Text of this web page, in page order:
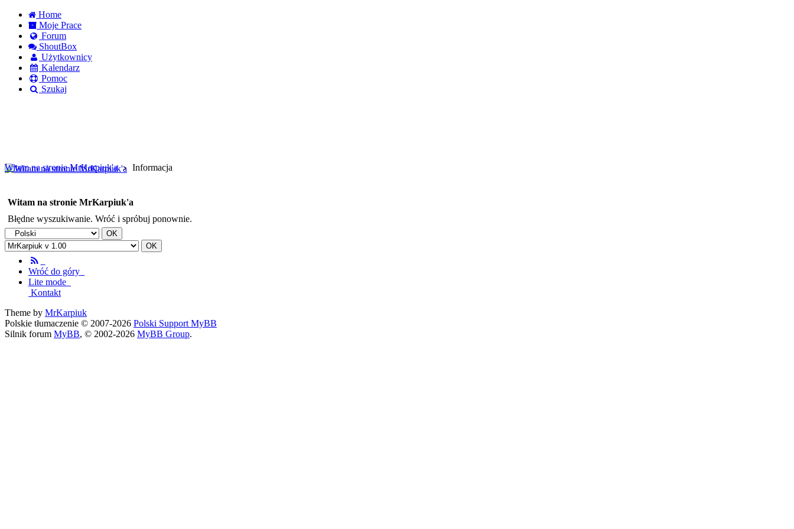
Home
Moje Prace
Forum
ShoutBox
Użytkownicy
Kalendarz
Pomoc
Szukaj
Witam na stronie MrKarpiuk'a
Informacja
Witam na stronie MrKarpiuk'a
Błędne wyszukiwanie. Wróć i spróbuj ponownie.
Wróć do góry
Lite mode
Kontakt
Theme by MrKarpiuk
Polskie tłumaczenie © 2007-2026 Polski Support MyBB
Silnik forum MyBB, © 2002-2026 MyBB Group.